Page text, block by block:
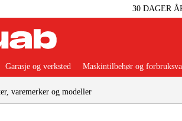
30 DAGER
Garasje og verksted Maskintilbehør og